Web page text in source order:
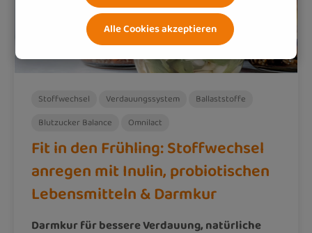
Stoffwechsel Verdauungssystem
Ballaststoffe
Blutzucker Balance
Omnilact
Fit in den Frühling: Stoffwechsel
anregen mit Inulin, probiotischen
Lebensmitteln & Darmkur
Darmkur für bessere Verdauung, natürliche
Alle Cookies akzeptieren